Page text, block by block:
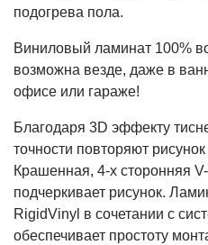
подогрева пола.
Виниловый ламинат 100%
возможна везде, даже в
офисе или гараже!
Благодаря 3D эффекту
точности повторяют
Крашенная, 4-х сторонняя
подчеркивает рисунок.
RigidVinyl в сочетании с
обеспечивает простоту